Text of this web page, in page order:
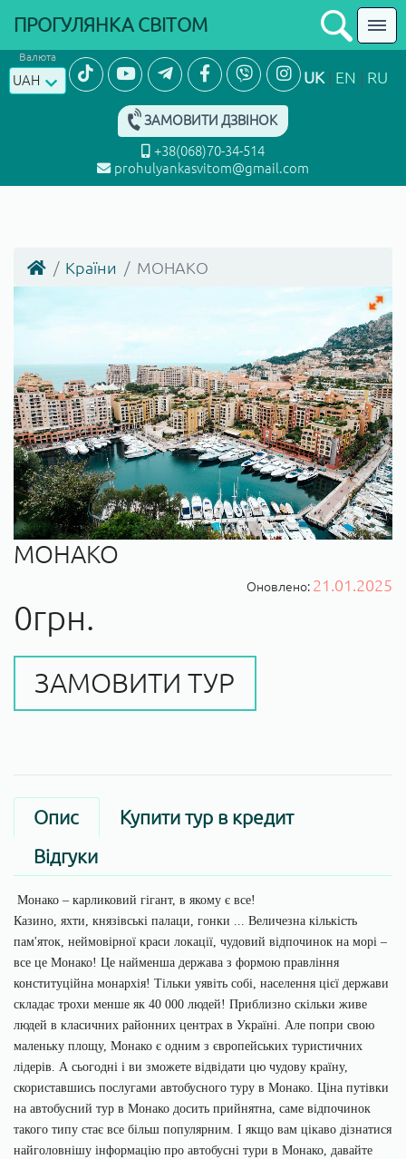
Валюта
UAH UK EN RU
ЗАМОВИТИ ДЗВІНОК
+38(068)70-34-514
prohulyankasvitom@gmail.com
ПРОГУЛЯНКА СВІТОМ
Країни МОНАКО
МОНАКО
Оновлено: 21.01.2025
0грн.
ЗАМОВИТИ ТУР
Опис
Купити тур в кредит
Відгуки
Монако – карликовий гігант, в якому є все!
Казино, яхти, князівські палаци, гонки ... Величезна кількість
пам'яток, неймовірної краси локації, чудовий відпочинок на морі –
все це Монако! Це найменша держава з формою правління
конституційна монархія! Тільки уявіть собі, населення цієї держави
складає трохи менше як 40 000 людей! Приблизно скільки живе
людей в класичних районних центрах в Україні. Але попри свою
маленьку площу, Монако є одним з європейських туристичних
лідерів. А сьогодні і ви зможете відвідати цю чудову країну,
скориставшись послугами автобусного туру в Монако. Ціна путівки
на автобусний тур в Монако досить прийнятна, саме відпочинок
такого типу стає все більш популярним. І якщо вам цікаво дізнатися
найголовнішу інформацію про автобусні тури в Монако, давайте